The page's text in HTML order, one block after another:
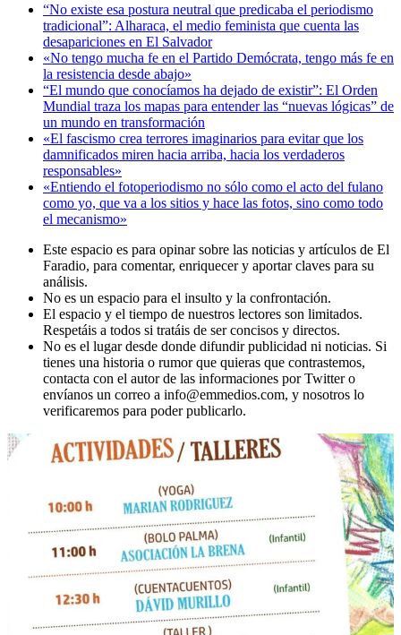
“No existe esa postura neutral que predicaba el periodismo
tradicional”: Alharaca, el medio feminista que cuenta las
desapariciones en El Salvador
«No tengo mucha fe en el Partido Demócrata, tengo más fe en
la resistencia desde abajo»
“El mundo que conocíamos ha dejado de existir”: El Orden
Mundial traza los mapas para entender las “nuevas lógicas” de
un mundo en transformación
«El fascismo crea terrores imaginarios para evitar que los
damnificados miren hacia arriba, hacia los verdaderos
responsables»
«Entiendo el fotoperiodismo no sólo como el acto del fulano
como yo, que va a los sitios y hace las fotos, sino como todo
el mecanismo»
Este espacio es para opinar sobre las noticias y artículos de El
Faradio, para comentar, enriquecer y aportar claves para su
análisis.
No es un espacio para el insulto y la confrontación.
El espacio y el tiempo de nuestros lectores son limitados.
Respetáis a todos si tratáis de ser concisos y directos.
No es el lugar desde donde difundir publicidad ni noticias. Si
tienes una historia o rumor que quieras que contrastemos,
contacta con el autor de las informaciones por Twitter o
envíanos un correo a info@emmedios.com, y nosotros lo
verificaremos para poder publicarlo.